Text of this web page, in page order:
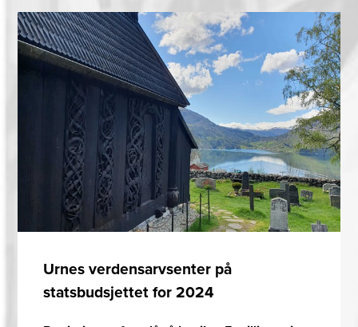
Urnes verdensarvsenter på
statsbudsjettet for 2024